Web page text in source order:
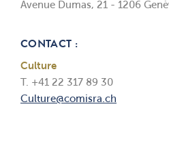
Avenue Dumas, 21 - 1206
CONTACT :
Culture
T. +41 22 317 89 30
Culture@comisra.ch